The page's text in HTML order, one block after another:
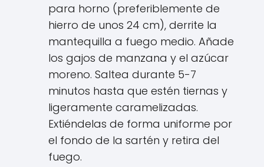
para horno (preferiblemente de
hierro de unos 24 cm), derrite la
mantequilla a fuego medio. Añade
los gajos de manzana y el azúcar
moreno. Saltea durante 5-7
minutos hasta que estén tiernas y
ligeramente caramelizadas.
Extiéndelas de forma uniforme por
el fondo de la sartén y retira del
fuego.